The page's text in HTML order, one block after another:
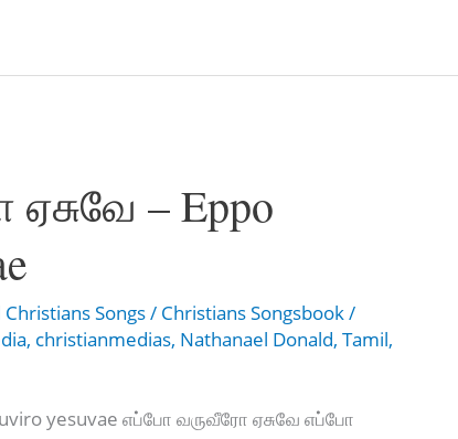
– Eppo
Christians Songs/ Christians Songsbook/
, christianmedias, Nathanael Donald,Tamil,
yesuvae எப்போ வருவீரோ ஏசுவே எப்போ